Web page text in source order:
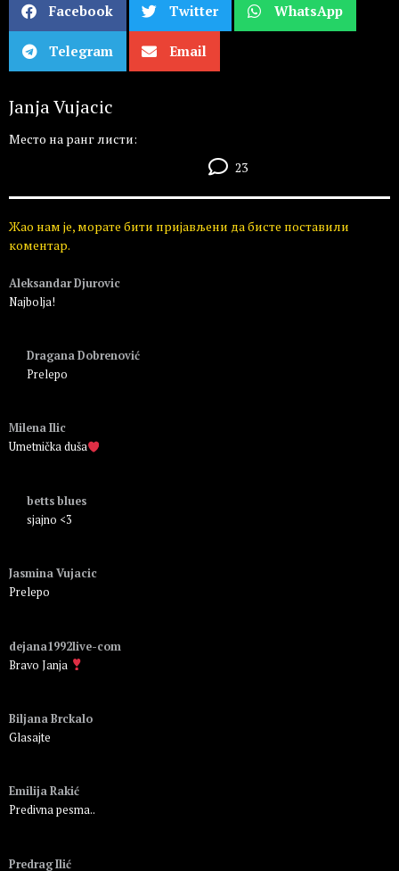
Facebook Twitter WhatsApp
Telegram Email
Janja Vujacic
Место на ранг листи:
23
Жао нам је, морате бити пријављени да бисте поставили
коментар.
Aleksandar Djurovic
Najbolja!
Dragana Dobrenović
Prelepo
Milena Ilic
Umetnička duša
betts blues
sjajno <3
Jasmina Vujacic
Prelepo
dejana1992live-com
Bravo Janja
Biljana Brckalo
Glasajte
Emilija Rakić
Predivna pesma..
Predrag Ilić